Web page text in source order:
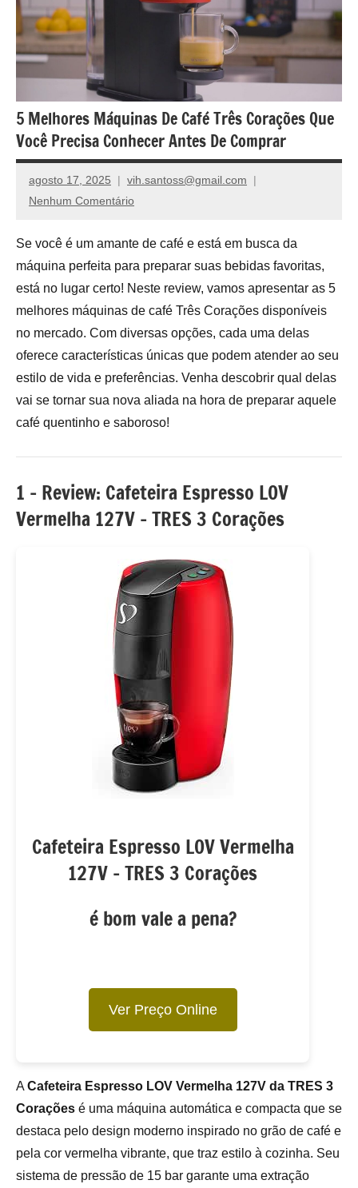
compras,
venha
ver
nossos
5 Melhores Máquinas De Café Três Corações Que
Você Precisa Conhecer Antes De Comprar
agosto 17, 2025
vih.santoss@gmail.com
Nenhum Comentário
Se você é um amante de café e está em busca da
máquina perfeita para preparar suas bebidas favoritas,
está no lugar certo! Neste review, vamos apresentar as 5
melhores máquinas de café Três Corações disponíveis
no mercado. Com diversas opções, cada uma delas
oferece características únicas que podem atender ao seu
estilo de vida e preferências. Venha descobrir qual delas
vai se tornar sua nova aliada na hora de preparar aquele
café quentinho e saboroso!
1 – Review: Cafeteira Espresso LOV
Vermelha 127V – TRES 3 Corações
Cafeteira Espresso LOV Vermelha
127V – TRES 3 Corações
é bom vale a pena?
Ver Preço Online
A Cafeteira Espresso LOV Vermelha 127V da TRES 3
Corações é uma máquina automática e compacta que se
destaca pelo design moderno inspirado no grão de café e
pela cor vermelha vibrante, que traz estilo à cozinha. Seu
sistema de pressão de 15 bar garante uma extração